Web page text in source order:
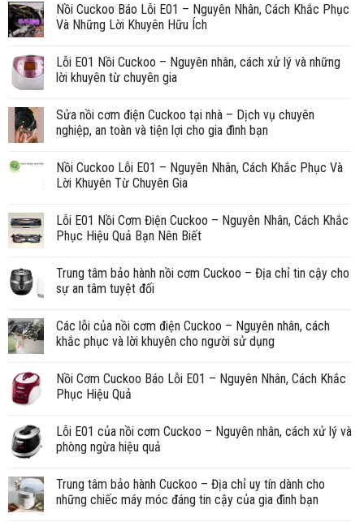
Nồi Cuckoo Báo Lỗi E01 – Nguyên Nhân, Cách Khắc Phục
Và Những Lời Khuyên Hữu Ích
Lỗi E01 Nồi Cuckoo – Nguyên nhân, cách xử lý và những
lời khuyên từ chuyên gia
Sửa nồi cơm điện Cuckoo tại nhà – Dịch vụ chuyên
nghiệp, an toàn và tiện lợi cho gia đình bạn
Nồi Cuckoo Lỗi E01 – Nguyên Nhân, Cách Khắc Phục Và
Lời Khuyên Từ Chuyên Gia
Lỗi E01 Nồi Cơm Điện Cuckoo – Nguyên Nhân, Cách Khắc
Phục Hiệu Quả Bạn Nên Biết
Trung tâm bảo hành nồi cơm Cuckoo – Địa chỉ tin cậy cho
sự an tâm tuyệt đối
Các lỗi của nồi cơm điện Cuckoo – Nguyên nhân, cách
khắc phục và lời khuyên cho người sử dụng
Nồi Cơm Cuckoo Báo Lỗi E01 – Nguyên Nhân, Cách Khắc
Phục Hiệu Quả
Lỗi E01 của nồi cơm Cuckoo – Nguyên nhân, cách xử lý và
phòng ngừa hiệu quả
Trung tâm bảo hành Cuckoo – Địa chỉ uy tín dành cho
những chiếc máy móc đáng tin cậy của gia đình bạn